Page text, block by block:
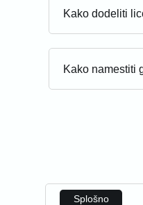
Kako dodeliti
Kako namestiti
Splošno